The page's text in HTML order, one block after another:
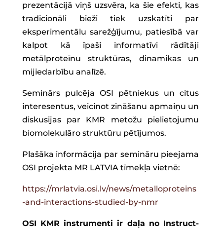
prezentācijā viņš uzsvēra, ka šie efekti, kas
tradicionāli bieži tiek uzskatīti par
eksperimentālu sarežģījumu, patiesībā var
kalpot kā īpaši informatīvi rādītāji
metālproteīnu struktūras, dinamikas un
mijiedarbību analīzē.
Seminārs pulcēja OSI pētniekus un citus
interesentus, veicinot zināšanu apmaiņu un
diskusijas par KMR metožu pielietojumu
biomolekulāro struktūru pētījumos.
Plašāka informācija par semināru pieejama
OSI projekta MR LATVIA tīmekļa vietnē:
https://mrlatvia.osi.lv/news/metalloproteins
-and-interactions-studied-by-nmr
OSI KMR instrumenti ir daļa no Instruct-